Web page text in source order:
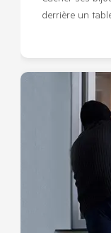
derrière un